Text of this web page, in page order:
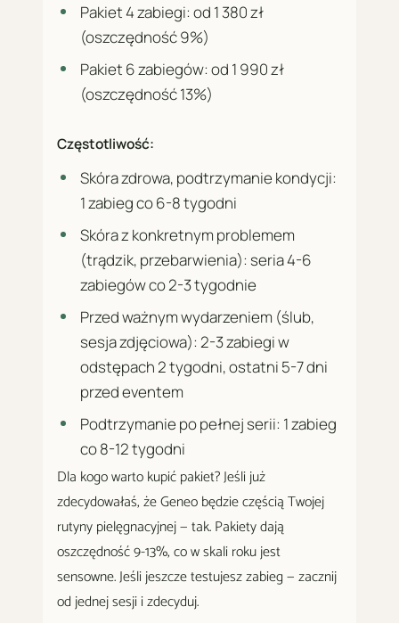
Pakiet 4 zabiegi: od 1 380 zł
(oszczędność 9%)
Pakiet 6 zabiegów: od 1 990 zł
(oszczędność 13%)
Częstotliwość:
Skóra zdrowa, podtrzymanie kondycji:
1 zabieg co 6-8 tygodni
Skóra z konkretnym problemem
(trądzik, przebarwienia): seria 4-6
zabiegów co 2-3 tygodnie
Przed ważnym wydarzeniem (ślub,
sesja zdjęciowa): 2-3 zabiegi w
odstępach 2 tygodni, ostatni 5-7 dni
przed eventem
Podtrzymanie po pełnej serii: 1 zabieg
co 8-12 tygodni
Dla kogo warto kupić pakiet? Jeśli już
zdecydowałaś, że Geneo będzie częścią Twojej
rutyny pielęgnacyjnej — tak. Pakiety dają
oszczędność 9-13%, co w skali roku jest
sensowne. Jeśli jeszcze testujesz zabieg — zacznij
od jednej sesji i zdecyduj.